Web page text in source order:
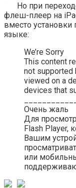
Но при
флеш-плеер на
вместо
языке:
We’re Sorry
This content
not supported
viewed on a
devices that
Очень жаль
Для
Flash Player,
Вашим
или